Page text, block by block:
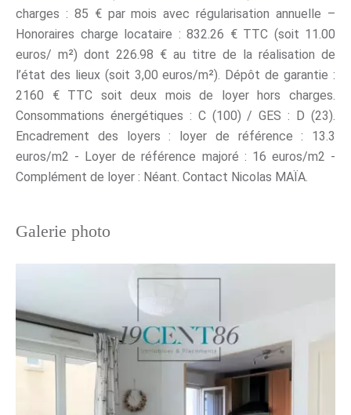
charges : 85 € par mois avec régularisation annuelle –
Honoraires charge locataire : 832.26 € TTC (soit 11.00
euros/ m²) dont 226.98 € au titre de la réalisation de
l’état des lieux (soit 3,00 euros/m²). Dépôt de garantie :
2160 € TTC soit deux mois de loyer hors charges.
Consommations énergétiques : C (100) / GES : D (23).
Encadrement des loyers : loyer de référence : 13.3
euros/m2 - Loyer de référence majoré : 16 euros/m2 -
Complément de loyer : Néant. Contact Nicolas MAÏA.
Galerie photo